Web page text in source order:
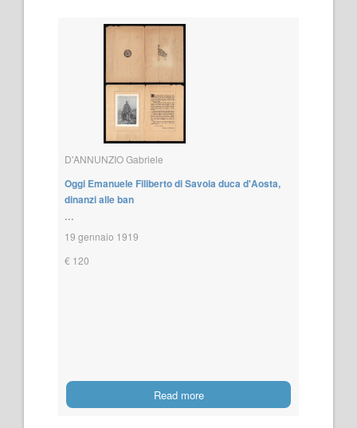
D'ANNUNZIO Gabriele
Oggi Emanuele Filiberto di Savoia duca d'Aosta,
dinanzi alle ban
...
19 gennaio 1919
€ 120
Read more